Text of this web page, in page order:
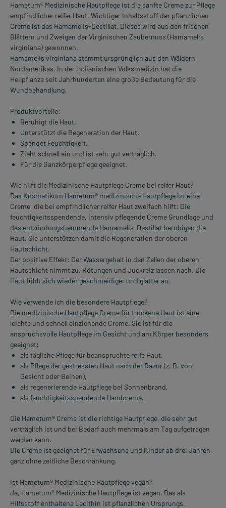
Hametum® Medizinische Hautpflege ist die sanfte Creme zur Pflege
empfindlicher reifer Haut. Wichtiger Inhaltsstoff der pflanzlichen
Creme ist das Hamamelis-Destillat. Dieses wird aus den frischen
Blättern und Zweigen der Virginischen Zaubernuss (Hamamelis
virginiana) gewonnen.
Hamamelis virginiana stammt ursprünglich aus den Wäldern
Nordamerikas. In der indianischen Volksmedizin hat die
Heilpflanze seit Jahrhunderten eine große Bedeutung für die
Wundbehandlung.
Produktvorteile:
Beruhigt die Haut.
Unterstützt die Regeneration der Haut.
Spendet Feuchtigkeit.
Zieht schnell ein und ist sehr gut verträglich.
Für die Ganzkörperpflege geeignet.
Wie hilft die Medizinische Hautpflege Creme bei reifer Haut?
Das Kosmetikum Hametum® medizinische Hautpflege ist eine
Creme, die bei empfindlicher reifer Haut zweifach hilft: Die
feuchtigkeitsspendende, intensiv pflegende Creme Grundlage und
das entzündungshemmende Hamamelis-Destillat beruhigen die
Haut. Sie unterstützen damit die Regeneration der oberen
Hautschicht.
Der positive Effekt: Der Wassergehalt in den Zellen der oberen
Hautschicht nimmt zu, Rötungen und Juckreiz lassen nach. Die
Haut fühlt sich wieder geschmeidiger und glatter an.
Wie verwende ich die besondere Hautpflege?
Die medizinische Hautpflege Creme für trockene Haut ist eine
leichte und schnell einziehende Creme. Sie ist für die
anspruchsvolle Hautpflege im Gesicht und am Körper besonders
geeignet:
als tägliche Pflege für beanspruchte reife Haut,
als Pflege der gestressten Haut nach der Rasur (z. B. von
Gesicht oder Beinen),
als regenerierende Hautpflege bei Sonnenbrand,
als feuchtigkeitsspendende Handcreme.
Die Hametum® Creme ist die richtige Hautpflege, die sehr gut
verträglich ist und bei Bedarf auch mehrmals am Tag aufgetragen
werden kann.
Die Creme ist geeignet für Erwachsene und Kinder ab drei Jahren,
ganz ohne zeitliche Beschränkung.
Ist Hametum® Medizinische Hautpflege vegan?
Ja, Hametum® Medizinische Hautpflege ist vegan. Das als
Hilfsstoff enthaltene Lecithin ist pflanzlichen Ursprungs.